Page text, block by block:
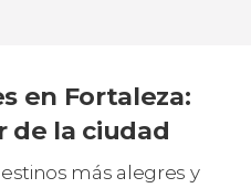
en Fortaleza:
de la ciudad
más alegres y